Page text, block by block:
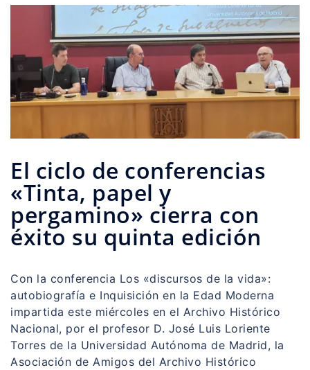
El ciclo de conferencias
«Tinta, papel y
pergamino» cierra con
éxito su quinta edición
Con la conferencia Los «discursos de la vida»:
autobiografía e Inquisición en la Edad Moderna
impartida este miércoles en el Archivo Histórico
Nacional, por el profesor D. José Luis Loriente
Torres de la Universidad Autónoma de Madrid, la
Asociación de Amigos del Archivo Histórico